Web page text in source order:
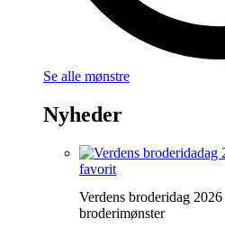
Se alle mønstre
Nyheder
favorit
Verdens broderidag
broderimønster